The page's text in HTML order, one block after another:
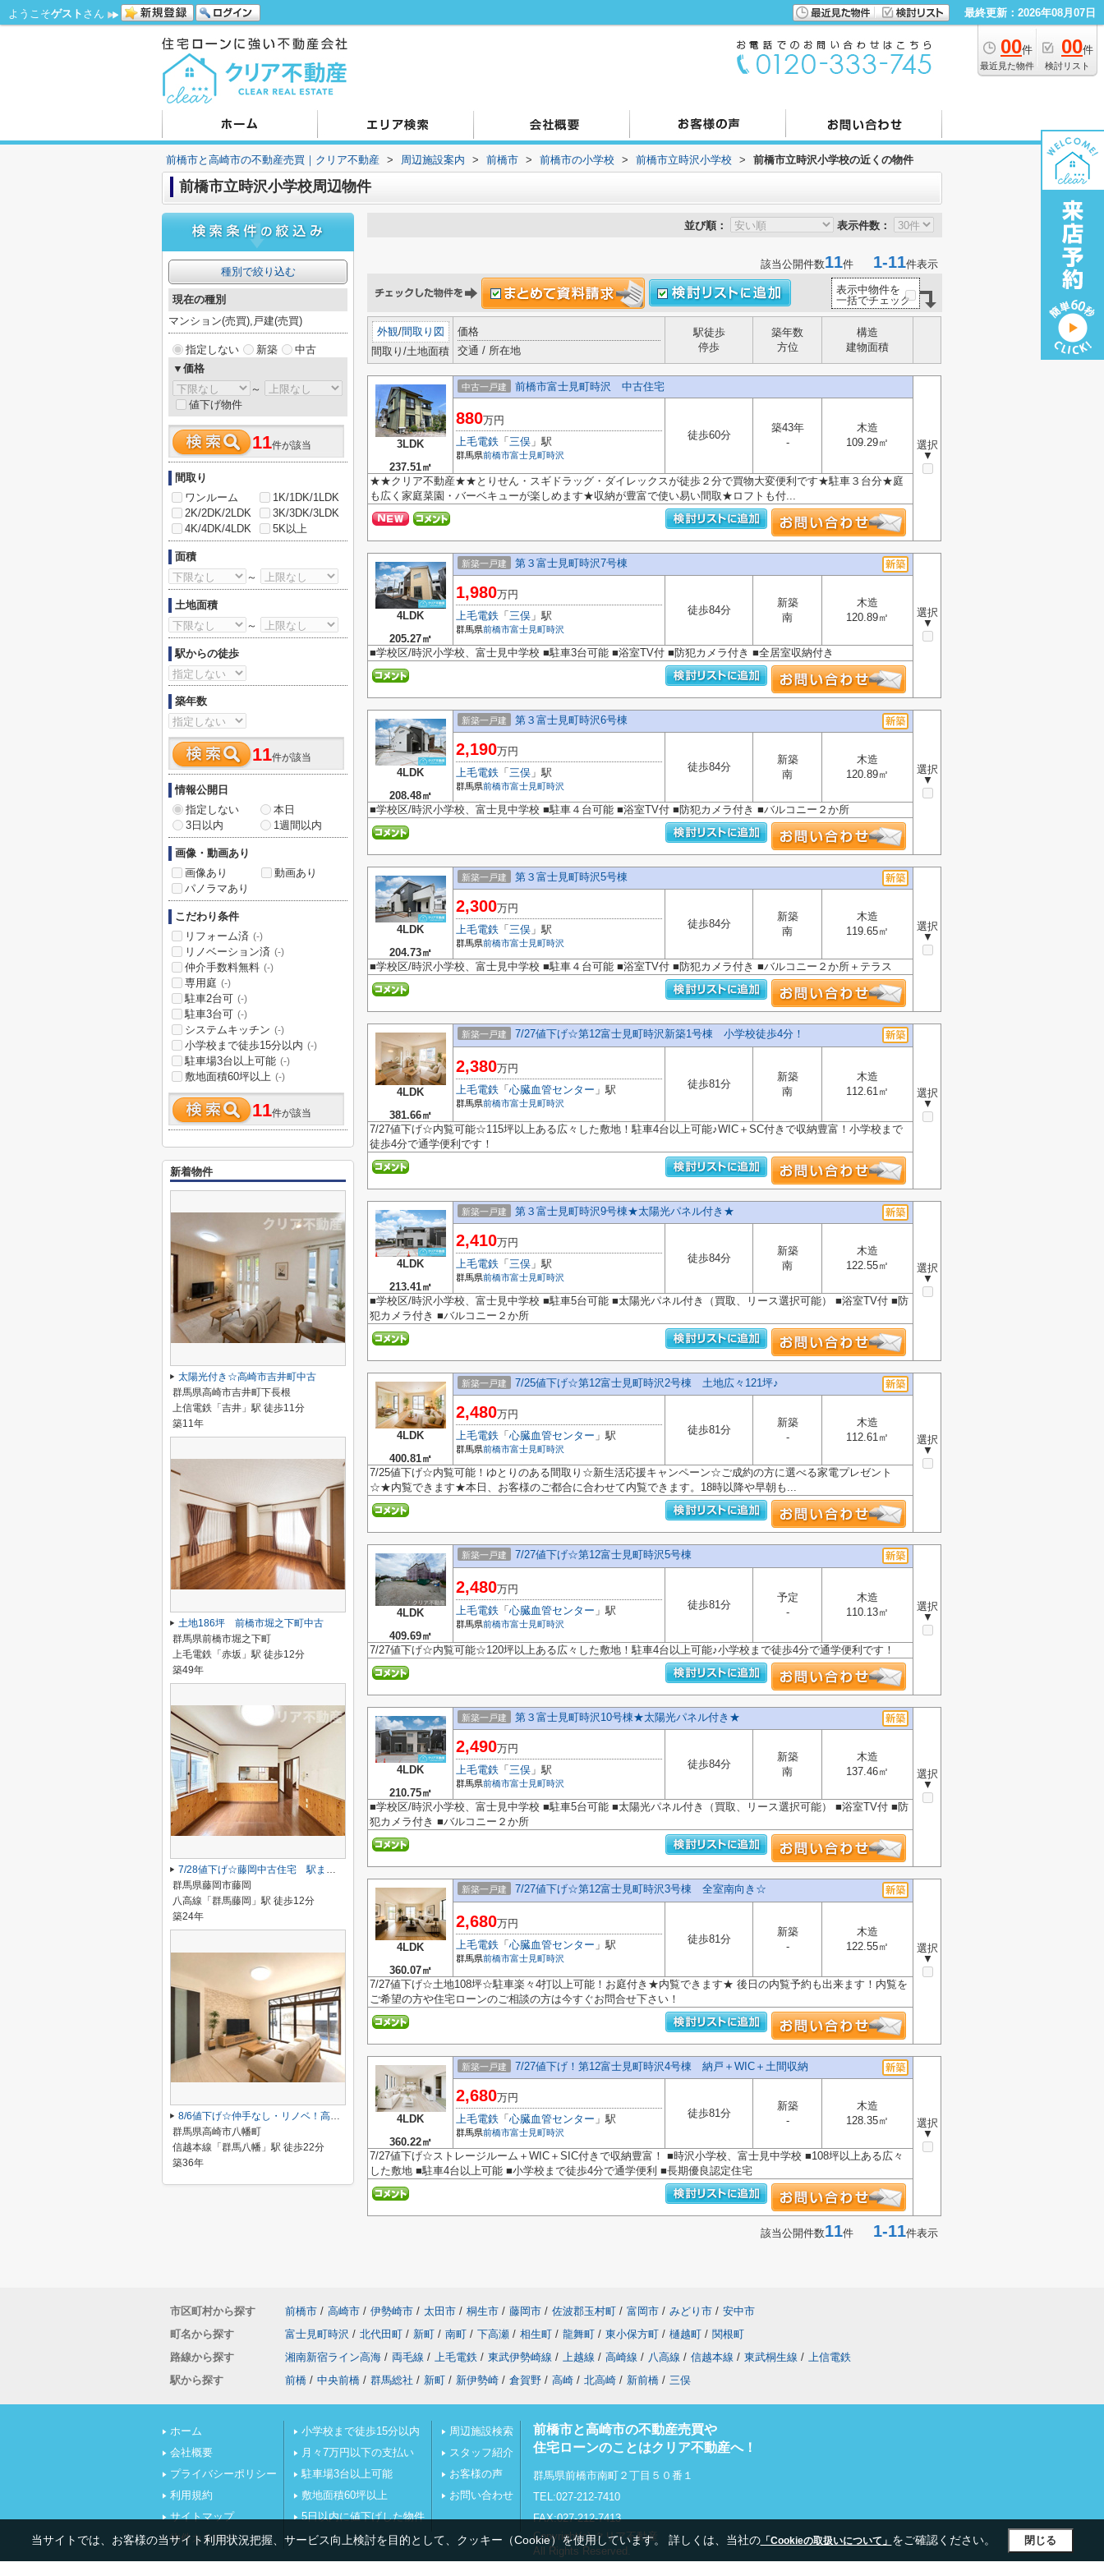
ようこそゲスト さん 最終更新：2026年08月07日
00件
最近見た物件
00件
検討リスト
前橋市と高崎市の不動産売買｜クリア不動産 > 周辺施設案内 > 前橋市 > 前橋市の小学校 > 前橋市立時沢小学校 > 前橋市立時沢小学校の近くの物件
前橋市立時沢小学校周辺物件
並び順： 表示件数：
該当公開件数11件 1-11件表示
表示中物件を
一括でチェック
外観/間取り図
間取り/土地面積
価格
交通 / 所在地
駅徒歩
停歩
築年数
方位
構造
建物面積
3LDK
237.51㎡
中古一戸建 前橋市富士見町時沢 中古住宅
選択
▼
880万円
上毛電鉄 「 三俣 」駅
群馬県前橋市富士見町時沢
徒歩60分
築43年
-
木造
109.29㎡
★★クリア不動産★★とりせん・スギドラッグ・ダイレックスが徒歩２分で買物大変便利です★駐車３台分★庭
も広く家庭菜園・バーベキューが楽しめます★収納が豊富で使い易い間取★ロフトも付...
4LDK
205.27㎡
新築一戸建 第３富士見町時沢7号棟
選択
▼
1,980万円
上毛電鉄 「 三俣 」駅
群馬県前橋市富士見町時沢
徒歩84分
新築
南
木造
120.89㎡
■学校区/時沢小学校、富士見中学校 ■駐車3台可能 ■浴室TV付 ■防犯カメラ付き ■全居室収納付き
4LDK
208.48㎡
新築一戸建 第３富士見町時沢6号棟
選択
▼
2,190万円
上毛電鉄 「 三俣 」駅
群馬県前橋市富士見町時沢
徒歩84分
新築
南
木造
120.89㎡
■学校区/時沢小学校、富士見中学校 ■駐車４台可能 ■浴室TV付 ■防犯カメラ付き ■バルコニー２か所
4LDK
204.73㎡
新築一戸建 第３富士見町時沢5号棟
選択
▼
2,300万円
上毛電鉄 「 三俣 」駅
群馬県前橋市富士見町時沢
徒歩84分
新築
南
木造
119.65㎡
■学校区/時沢小学校、富士見中学校 ■駐車４台可能 ■浴室TV付 ■防犯カメラ付き ■バルコニー２か所＋テラス
4LDK
381.66㎡
新築一戸建 7/27値下げ☆第12富士見町時沢新築1号棟 小学校徒歩4分！
選択
▼
2,380万円
上毛電鉄 「 心臓血管センター 」駅
群馬県前橋市富士見町時沢
徒歩81分
新築
南
木造
112.61㎡
7/27値下げ☆内覧可能☆115坪以上ある広々した敷地！駐車4台以上可能♪WIC＋SC付きで収納豊富！小学校まで
徒歩4分で通学便利です！
4LDK
213.41㎡
新築一戸建 第３富士見町時沢9号棟★太陽光パネル付き★
選択
▼
2,410万円
上毛電鉄 「 三俣 」駅
群馬県前橋市富士見町時沢
徒歩84分
新築
南
木造
122.55㎡
■学校区/時沢小学校、富士見中学校 ■駐車5台可能 ■太陽光パネル付き（買取、リース選択可能） ■浴室TV付 ■防
犯カメラ付き ■バルコニー２か所
4LDK
400.81㎡
新築一戸建 7/25値下げ☆第12富士見町時沢2号棟 土地広々121坪♪
選択
▼
2,480万円
上毛電鉄 「 心臓血管センター 」駅
群馬県前橋市富士見町時沢
徒歩81分
新築
-
木造
112.61㎡
7/25値下げ☆内覧可能！ゆとりのある間取り☆新生活応援キャンペーン☆ご成約の方に選べる家電プレゼント
☆★内覧できます★本日、お客様のご都合に合わせて内覧できます。18時以降や早朝も...
4LDK
409.69㎡
新築一戸建 7/27値下げ☆第12富士見町時沢5号棟
選択
▼
2,480万円
上毛電鉄 「 心臓血管センター 」駅
群馬県前橋市富士見町時沢
徒歩81分
予定
-
木造
110.13㎡
7/27値下げ☆内覧可能☆120坪以上ある広々した敷地！駐車4台以上可能♪小学校まで徒歩4分で通学便利です！
4LDK
210.75㎡
新築一戸建 第３富士見町時沢10号棟★太陽光パネル付き★
選択
▼
2,490万円
上毛電鉄 「 三俣 」駅
群馬県前橋市富士見町時沢
徒歩84分
新築
南
木造
137.46㎡
■学校区/時沢小学校、富士見中学校 ■駐車5台可能 ■太陽光パネル付き（買取、リース選択可能） ■浴室TV付 ■防
犯カメラ付き ■バルコニー２か所
4LDK
360.07㎡
新築一戸建 7/27値下げ☆第12富士見町時沢3号棟 全室南向き☆
選択
▼
2,680万円
上毛電鉄 「 心臓血管センター 」駅
群馬県前橋市富士見町時沢
徒歩81分
新築
-
木造
122.55㎡
7/27値下げ☆土地108坪☆駐車楽々4打以上可能！お庭付き★内覧できます★ 後日の内覧予約も出来ます！内覧を
ご希望の方や住宅ローンのご相談の方は今すぐお問合せ下さい！
4LDK
360.22㎡
新築一戸建 7/27値下げ！第12富士見町時沢4号棟 納戸＋WIC＋土間収納
選択
▼
2,680万円
上毛電鉄 「 心臓血管センター 」駅
群馬県前橋市富士見町時沢
徒歩81分
新築
-
木造
128.35㎡
7/27値下げ☆ストレージルーム＋WIC＋SIC付きで収納豊富！ ■時沢小学校、富士見中学校 ■108坪以上ある広々
した敷地 ■駐車4台以上可能 ■小学校まで徒歩4分で通学便利 ■長期優良認定住宅
該当公開件数11件 1-11件表示
種別で絞り込む
現在の種別
マンション(売買),戸建(売買)
指定しない 新築
中古
▼価格
～
値下げ物件
11件が該当
間取り
ワンルーム
1K/1DK/1LDK
2K/2DK/2LDK
3K/3DK/3LDK
4K/4DK/4LDK
5K以上
面積
～
土地面積
～
駅からの徒歩
築年数
11件が該当
情報公開日
指定しない
本日
3日以内
1週間以内
画像・動画あり
画像あり
動画あり
パノラマあり
こだわり条件
リフォーム済 (-)
リノベーション済 (-)
仲介手数料無料 (-)
専用庭 (-)
駐車2台可 (-)
駐車3台可 (-)
システムキッチン (-)
小学校まで徒歩15分以内 (-)
駐車場3台以上可能 (-)
敷地面積60坪以上 (-)
11件が該当
新着物件
太陽光付き☆高崎市吉井町中古
群馬県高崎市吉井町下長根
上信電鉄「吉井」駅 徒歩11分
築11年
土地186坪 前橋市堀之下町中古
群馬県前橋市堀之下町
上毛電鉄「赤坂」駅 徒歩12分
築49年
7/28値下げ☆藤岡中古住宅 駅まで12分、駐車2台！
群馬県藤岡市藤岡
八高線「群馬藤岡」駅 徒歩12分
築24年
8/6値下げ☆仲手なし・リノベ！高崎市八幡町平屋
群馬県高崎市八幡町
信越本線「群馬八幡」駅 徒歩22分
築36年
市区町村から探す 前橋市 / 高崎市 / 伊勢崎市 / 太田市 / 桐生市 / 藤岡市 / 佐波郡玉村町 / 富岡市 / みどり市 / 安中市
町名から探す
富士見町時沢 / 北代田町 / 新町 / 南町 / 下高瀬 / 相生町 / 龍舞町 / 東小保方町 / 樋越町 / 関根町
路線から探す
湘南新宿ライン高海 / 両毛線 / 上毛電鉄 / 東武伊勢崎線 / 上越線 / 高崎線 / 八高線 / 信越本線 / 東武桐生線 / 上信電鉄
駅から探す
前橋 / 中央前橋 / 群馬総社 / 新町 / 新伊勢崎 / 倉賀野 / 高崎 / 北高崎 / 新前橋 / 三俣
ホーム
会社概要
プライバシーポリシー
利用規約
サイトマップ
物件カタログ
小学校まで徒歩15分以内
月々7万円以下の支払い
駐車場3台以上可能
敷地面積60坪以上
5日以内に値下げした物件
周辺施設検索
スタッフ紹介
お客様の声
お問い合わせ
前橋市と高崎市の不動産売買や
住宅ローンのことはクリア不動産へ！
群馬県前橋市南町２丁目５０番１
TEL:027-212-7410
FAX:027-212-7413
Copyright(c) クリア不動産
All Rights Reserved.
当サイトでは、お客様の当サイト利用状況把握、サービス向上検討を目的として、クッキー（Cookie）を使用しています。 詳しくは、当社の「Cookieの取扱いについて」 をご確認ください。 閉じる